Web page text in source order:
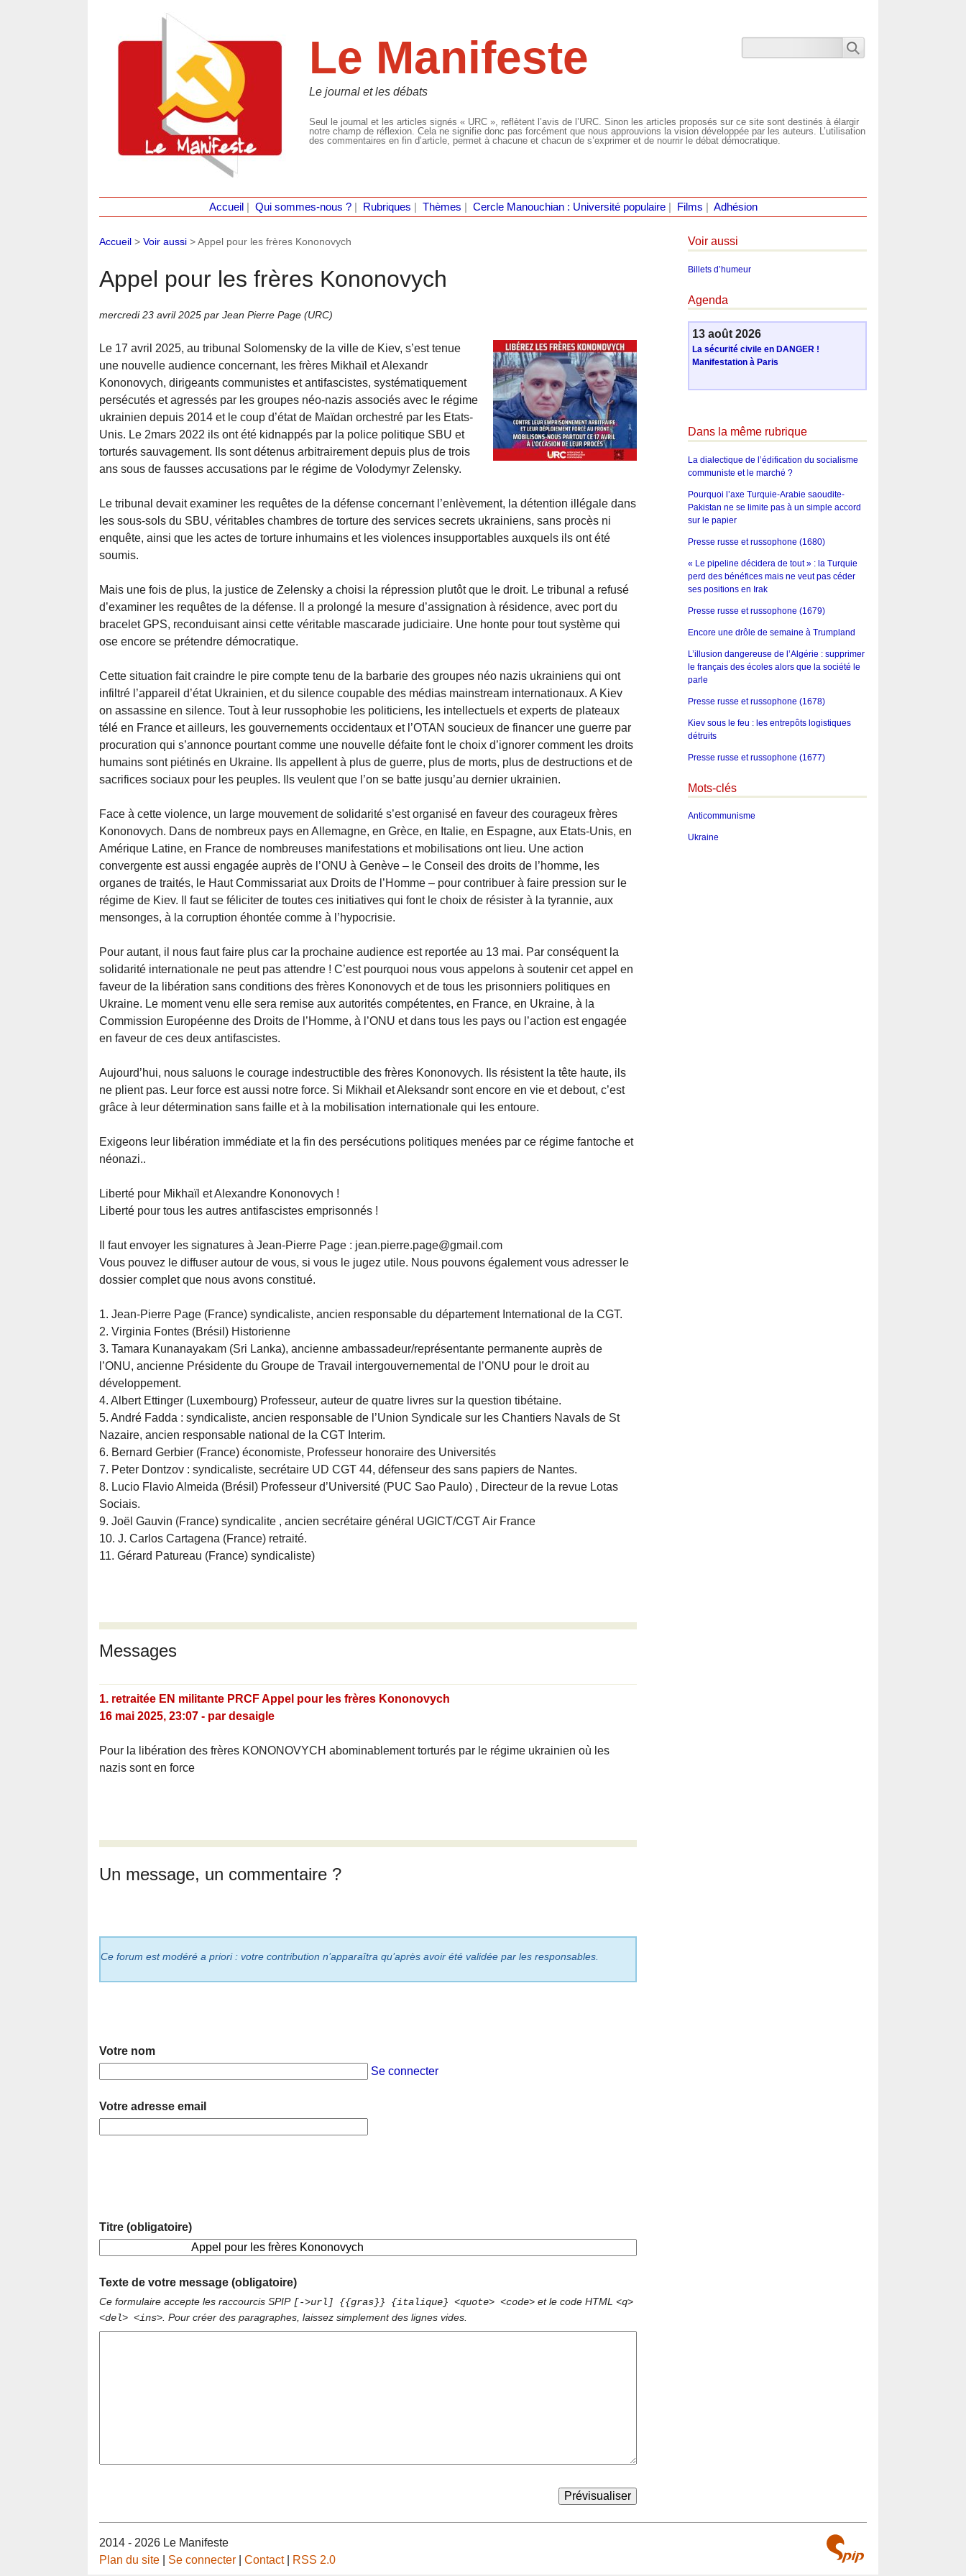
Le Manifeste
Le journal et les débats
Seul le journal et les articles signés « URC », reflètent l’avis de l’URC. Sinon les articles proposés sur ce site sont destinés à élargir
notre champ de réflexion. Cela ne signifie donc pas forcément que nous approuvions la vision développée par les auteurs. L’utilisation
des commentaires en fin d’article, permet à chacune et chacun de s’exprimer et de nourrir le débat démocratique.
Accueil Qui sommes-nous ?| Rubriques Thèmes Cercle Manouchian : Université populaire| Films Adhésion
Accueil > Voir aussi >Appel pour les frères Kononovych
Appel pour les frères Kononovych
mercredi 23 avril 2025 par Jean Pierre Page (URC)
Le 17 avril 2025, au tribunal Solomensky de la ville de Kiev, s’est tenue
une nouvelle audience concernant, les frères Mikhaïl et Alexandr
Kononovych, dirigeants communistes et antifascistes, systématiquement
persécutés et agressés par les groupes néo-nazis associés avec le régime
ukrainien depuis 2014 et le coup d’état de Maïdan orchestré par les Etats-
Unis. Le 2mars 2022 ils ont été kidnappés par la police politique SBU et
torturés sauvagement. Ils sont détenus arbitrairement depuis plus de trois
ans sous de fausses accusations par le régime de Volodymyr Zelensky.
Le tribunal devait examiner les requêtes de la défense concernant l’enlèvement, la détention illégale dans
les sous-sols du SBU, véritables chambres de torture des services secrets ukrainiens, sans procès ni
enquête, ainsi que les actes de torture inhumains et les violences insupportables auxquels ils ont été
soumis.
Mais une fois de plus, la justice de Zelensky a choisi la répression plutôt que le droit. Le tribunal a refusé
d’examiner les requêtes de la défense. Il a prolongé la mesure d’assignation à résidence, avec port du
bracelet GPS, reconduisant ainsi cette véritable mascarade judiciaire. Une honte pour tout système qui
ose encore se prétendre démocratique.
Cette situation fait craindre le pire compte tenu de la barbarie des groupes néo nazis ukrainiens qui ont
infiltré l’appareil d’état Ukrainien, et du silence coupable des médias mainstream internationaux. A Kiev
on assassine en silence. Tout à leur russophobie les politiciens, les intellectuels et experts de plateaux
télé en France et ailleurs, les gouvernements occidentaux et l’OTAN soucieux de financer une guerre par
procuration qui s’annonce pourtant comme une nouvelle défaite font le choix d’ignorer comment les droits
humains sont piétinés en Ukraine. Ils appellent à plus de guerre, plus de morts, plus de destructions et de
sacrifices sociaux pour les peuples. Ils veulent que l’on se batte jusqu’au dernier ukrainien.
Face à cette violence, un large mouvement de solidarité s’est organisé en faveur des courageux frères
Kononovych. Dans de nombreux pays en Allemagne, en Grèce, en Italie, en Espagne, aux Etats-Unis, en
Amérique Latine, en France de nombreuses manifestations et mobilisations ont lieu. Une action
convergente est aussi engagée auprès de l’ONU à Genève – le Conseil des droits de l’homme, les
organes de traités, le Haut Commissariat aux Droits de l’Homme – pour contribuer à faire pression sur le
régime de Kiev. Il faut se féliciter de toutes ces initiatives qui font le choix de résister à la tyrannie, aux
mensonges, à la corruption éhontée comme à l’hypocrisie.
Pour autant, il nous faut faire plus car la prochaine audience est reportée au 13 mai. Par conséquent la
solidarité internationale ne peut pas attendre ! C’est pourquoi nous vous appelons à soutenir cet appel en
faveur de la libération sans conditions des frères Kononovych et de tous les prisonniers politiques en
Ukraine. Le moment venu elle sera remise aux autorités compétentes, en France, en Ukraine, à la
Commission Européenne des Droits de l’Homme, à l’ONU et dans tous les pays ou l’action est engagée
en faveur de ces deux antifascistes.
Aujourd’hui, nous saluons le courage indestructible des frères Kononovych. Ils résistent la tête haute, ils
ne plient pas. Leur force est aussi notre force. Si Mikhail et Aleksandr sont encore en vie et debout, c’est
grâce à leur détermination sans faille et à la mobilisation internationale qui les entoure.
Exigeons leur libération immédiate et la fin des persécutions politiques menées par ce régime fantoche et
néonazi..
Liberté pour Mikhaïl et Alexandre Kononovych !
Liberté pour tous les autres antifascistes emprisonnés !
Il faut envoyer les signatures à Jean-Pierre Page : jean.pierre.page@gmail.com
Vous pouvez le diffuser autour de vous, si vous le jugez utile. Nous pouvons également vous adresser le
dossier complet que nous avons constitué.
1. Jean-Pierre Page (France) syndicaliste, ancien responsable du département International de la CGT.
2. Virginia Fontes (Brésil) Historienne
3. Tamara Kunanayakam (Sri Lanka), ancienne ambassadeur/représentante permanente auprès de
l’ONU, ancienne Présidente du Groupe de Travail intergouvernemental de l’ONU pour le droit au
développement.
4. Albert Ettinger (Luxembourg) Professeur, auteur de quatre livres sur la question tibétaine.
5. André Fadda : syndicaliste, ancien responsable de l’Union Syndicale sur les Chantiers Navals de St
Nazaire, ancien responsable national de la CGT Interim.
6. Bernard Gerbier (France) économiste, Professeur honoraire des Universités
7. Peter Dontzov : syndicaliste, secrétaire UD CGT 44, défenseur des sans papiers de Nantes.
8. Lucio Flavio Almeida (Brésil) Professeur d’Université (PUC Sao Paulo) , Directeur de la revue Lotas
Sociais.
9. Joël Gauvin (France) syndicalite , ancien secrétaire général UGICT/CGT Air France
10. J. Carlos Cartagena (France) retraité.
11. Gérard Patureau (France) syndicaliste)
Messages
1. retraitée EN militante PRCF Appel pour les frères Kononovych
16 mai 2025, 23:07 - par desaigle
Pour la libération des frères KONONOVYCH abominablement torturés par le régime ukrainien où les
nazis sont en force
Un message, un commentaire ?
Ce forum est modéré a priori : votre contribution n’apparaîtra qu’après avoir été validée par les responsables.
Votre nom
Se connecter
Votre adresse email
Titre (obligatoire)
Texte de votre message (obligatoire)
Ce formulaire accepte les raccourcis SPIP [->url] {{gras}} {italique} <quote> <code> et le code HTML <q>
<del> <ins> . Pour créer des paragraphes, laissez simplement des lignes vides.
Voir aussi
Billets d’humeur
Agenda
13 août 2026
La sécurité civile en DANGER !
Manifestation à Paris
Dans la même rubrique
La dialectique de l’édification du socialisme
communiste et le marché ?
Pourquoi l’axe Turquie-Arabie saoudite-
Pakistan ne se limite pas à un simple accord
sur le papier
Presse russe et russophone (1680)
« Le pipeline décidera de tout » : la Turquie
perd des bénéfices mais ne veut pas céder
ses positions en Irak
Presse russe et russophone (1679)
Encore une drôle de semaine à Trumpland
L’illusion dangereuse de l’Algérie : supprimer
le français des écoles alors que la société le
parle
Presse russe et russophone (1678)
Kiev sous le feu : les entrepôts logistiques
détruits
Presse russe et russophone (1677)
Mots-clés
Anticommunisme
Ukraine
2014 - 2026 Le Manifeste
Plan du site
Se connecter Contact| RSS 2.0